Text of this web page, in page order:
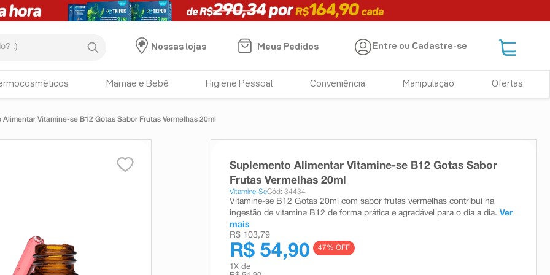
Nossas lojas
Meus Pedidos Entre ou Cadastre-se
Mamãe e Bebê Higiene Pessoal Conveniência Manipulação Ofertas
Alimentar Vitamine-se B12 Gotas Sabor Frutas Vermelhas 20ml
Suplemento Alimentar Vitamine-se B12 Gotas Sabor
Frutas Vermelhas 20ml
Vitamine-SeCód: 34434
Vitamine-se B12 Gotas 20ml com sabor frutas vermelhas contribui na
ingestão de vitamina B12 de forma prática e agradável para o dia a dia. Ver
mais
R$ 103,79
R$ 54,90 47% OFF
1 X de